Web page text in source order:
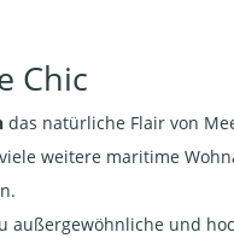
Chic
das natürliche Flair von
weitere maritime
außergewöhnliche und